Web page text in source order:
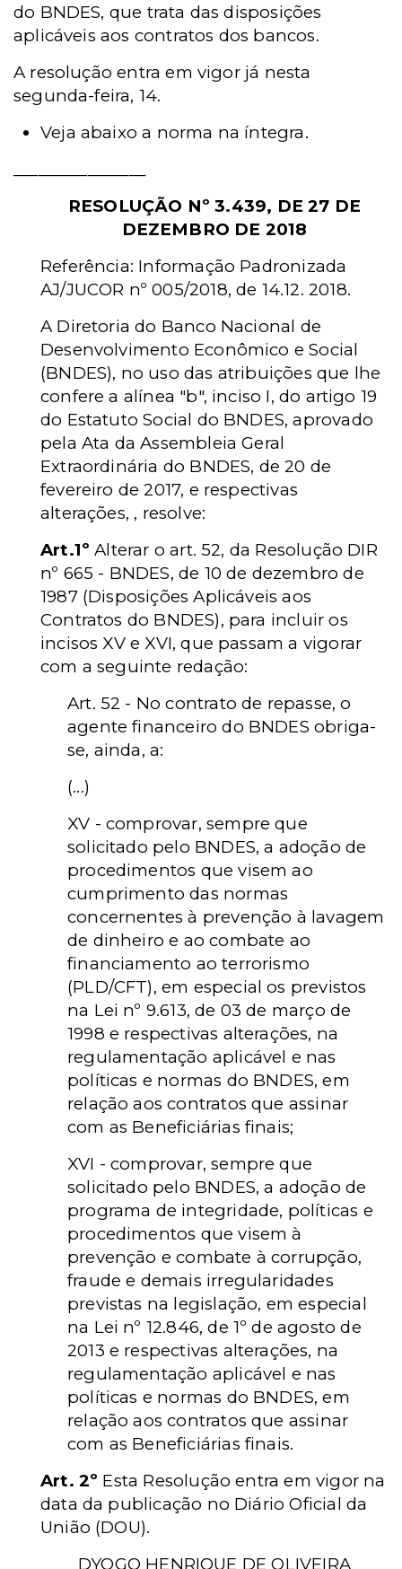
do BNDES, que trata das disposições
aplicáveis aos contratos dos bancos.
A resolução entra em vigor já nesta
segunda-feira, 14.
Veja abaixo a norma na íntegra.
RESOLUÇÃO Nº 3.439, DE 27 DE
DEZEMBRO DE 2018
Referência: Informação Padronizada
AJ/JUCOR nº 005/2018, de 14.12. 2018.
A Diretoria do Banco Nacional de
Desenvolvimento Econômico e Social
(BNDES), no uso das atribuições que lhe
confere a alínea "b", inciso I, do artigo 19
do Estatuto Social do BNDES, aprovado
pela Ata da Assembleia Geral
Extraordinária do BNDES, de 20 de
fevereiro de 2017, e respectivas
alterações, , resolve:
Art.1º Alterar o art. 52, da Resolução DIR
nº 665 - BNDES, de 10 de dezembro de
1987 (Disposições Aplicáveis aos
Contratos do BNDES), para incluir os
incisos XV e XVI, que passam a vigorar
com a seguinte redação:
Art. 52 - No contrato de repasse, o
agente financeiro do BNDES obriga-
se, ainda, a:
(...)
XV - comprovar, sempre que
solicitado pelo BNDES, a adoção de
procedimentos que visem ao
cumprimento das normas
concernentes à prevenção à lavagem
de dinheiro e ao combate ao
financiamento ao terrorismo
(PLD/CFT), em especial os previstos
na Lei nº 9.613, de 03 de março de
1998 e respectivas alterações, na
regulamentação aplicável e nas
políticas e normas do BNDES, em
relação aos contratos que assinar
com as Beneficiárias finais;
XVI - comprovar, sempre que
solicitado pelo BNDES, a adoção de
programa de integridade, políticas e
procedimentos que visem à
prevenção e combate à corrupção,
fraude e demais irregularidades
previstas na legislação, em especial
na Lei nº 12.846, de 1º de agosto de
2013 e respectivas alterações, na
regulamentação aplicável e nas
políticas e normas do BNDES, em
relação aos contratos que assinar
com as Beneficiárias finais.
Art. 2º Esta Resolução entra em vigor na
data da publicação no Diário Oficial da
União (DOU).
DYOGO HENRIQUE DE OLIVEIRA